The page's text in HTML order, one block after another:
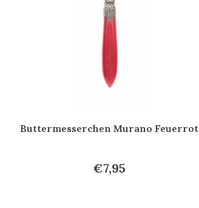
Buttermesserchen Murano Feuerrot
€7,95